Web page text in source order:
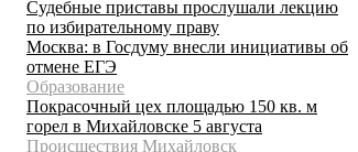
Судебные приставы прослушали лекцию
по избирательному праву
Москва: в Госдуму внесли инициативы об
отмене ЕГЭ
Образование
Покрасочный цех площадью 150 кв. м
горел в Михайловске 5 августа
Происшествия Михайловск